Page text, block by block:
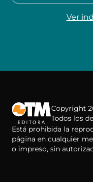
Ver
Copyright
Todos los
Está prohibida la
página en cualquier
o impreso, sin